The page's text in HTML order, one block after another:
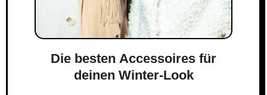
Die besten Accessoires für
deinen Winter-Look